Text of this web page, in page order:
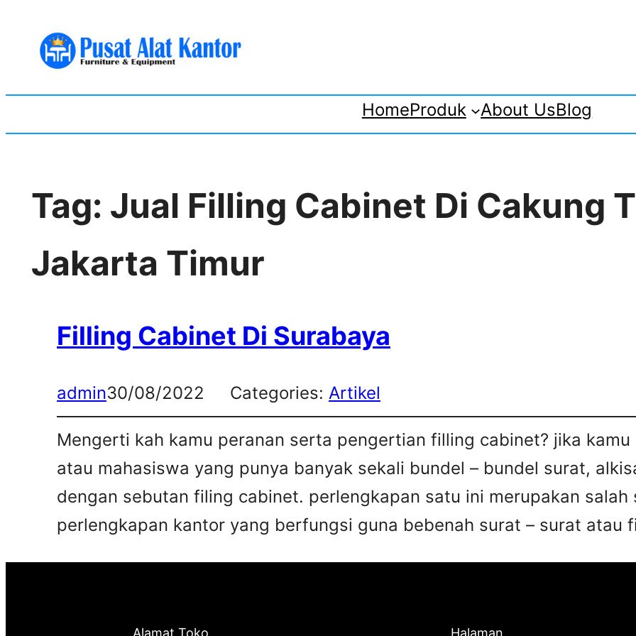
content
HomeProduk About UsBlog
Tag: Jual Filling Cabinet Di Cakung
Jakarta Timur
Filling Cabinet Di Surabaya
admin30/08/2022 Categories: Artikel
Mengerti kah kamu peranan serta pengertian filling cabinet? jika
atau mahasiswa yang punya banyak sekali bundel – bundel surat,
dengan sebutan filing cabinet. perlengkapan satu ini merupakan salah
perlengkapan kantor yang berfungsi guna bebenah surat – surat atau
Alamat Toko Halaman